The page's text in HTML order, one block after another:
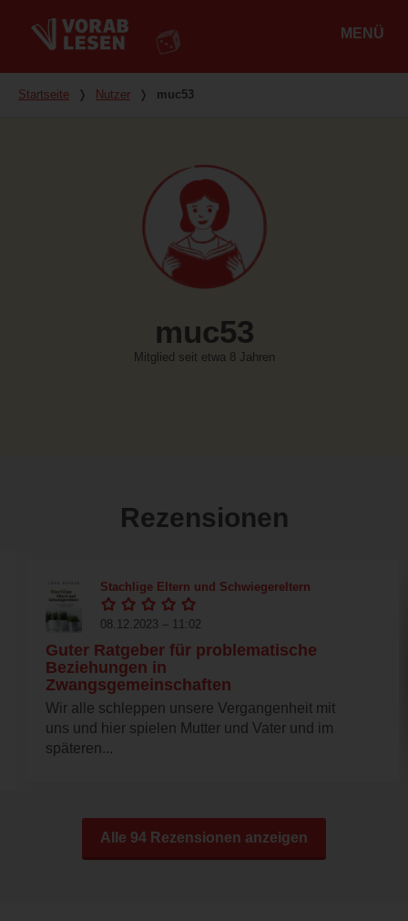
MENÜ
Du bist hier
Startseite ❭ Nutzer ❭ muc53
muc53
Mitglied seit etwa 8 Jahren
Rezensionen
Stachlige Eltern und Schwiegereltern
08.12.2023 – 11:02
Guter Ratgeber für problematische
Beziehungen in
Zwangsgemeinschaften
Wir alle schleppen unsere Vergangenheit mit
uns und hier spielen Mutter und Vater und im
späteren...
Alle 94 Rezensionen anzeigen